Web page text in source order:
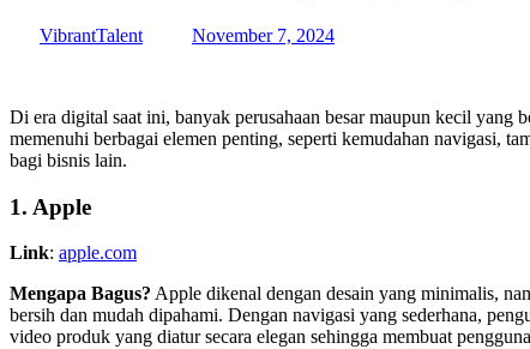
VibrantTalent November 7, 2024
Di era digital saat ini, banyak perusahaan besar maupun kecil
memenuhi berbagai elemen penting, seperti kemudahan navigasi,
bagi bisnis lain.
1. Apple
Link: apple.com
Mengapa Bagus? Apple dikenal dengan desain yang minimalis,
bersih dan mudah dipahami. Dengan navigasi yang sederhana,
video produk yang diatur secara elegan sehingga membuat